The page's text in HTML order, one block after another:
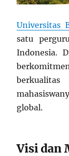
Universitas
satu
Indonesia.
global.
Visi dan